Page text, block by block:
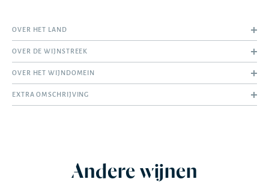
OVER HET LAND
OVER DE WIJNSTREEK
OVER HET WIJNDOMEIN
EXTRA OMSCHRIJVING
Andere wijnen